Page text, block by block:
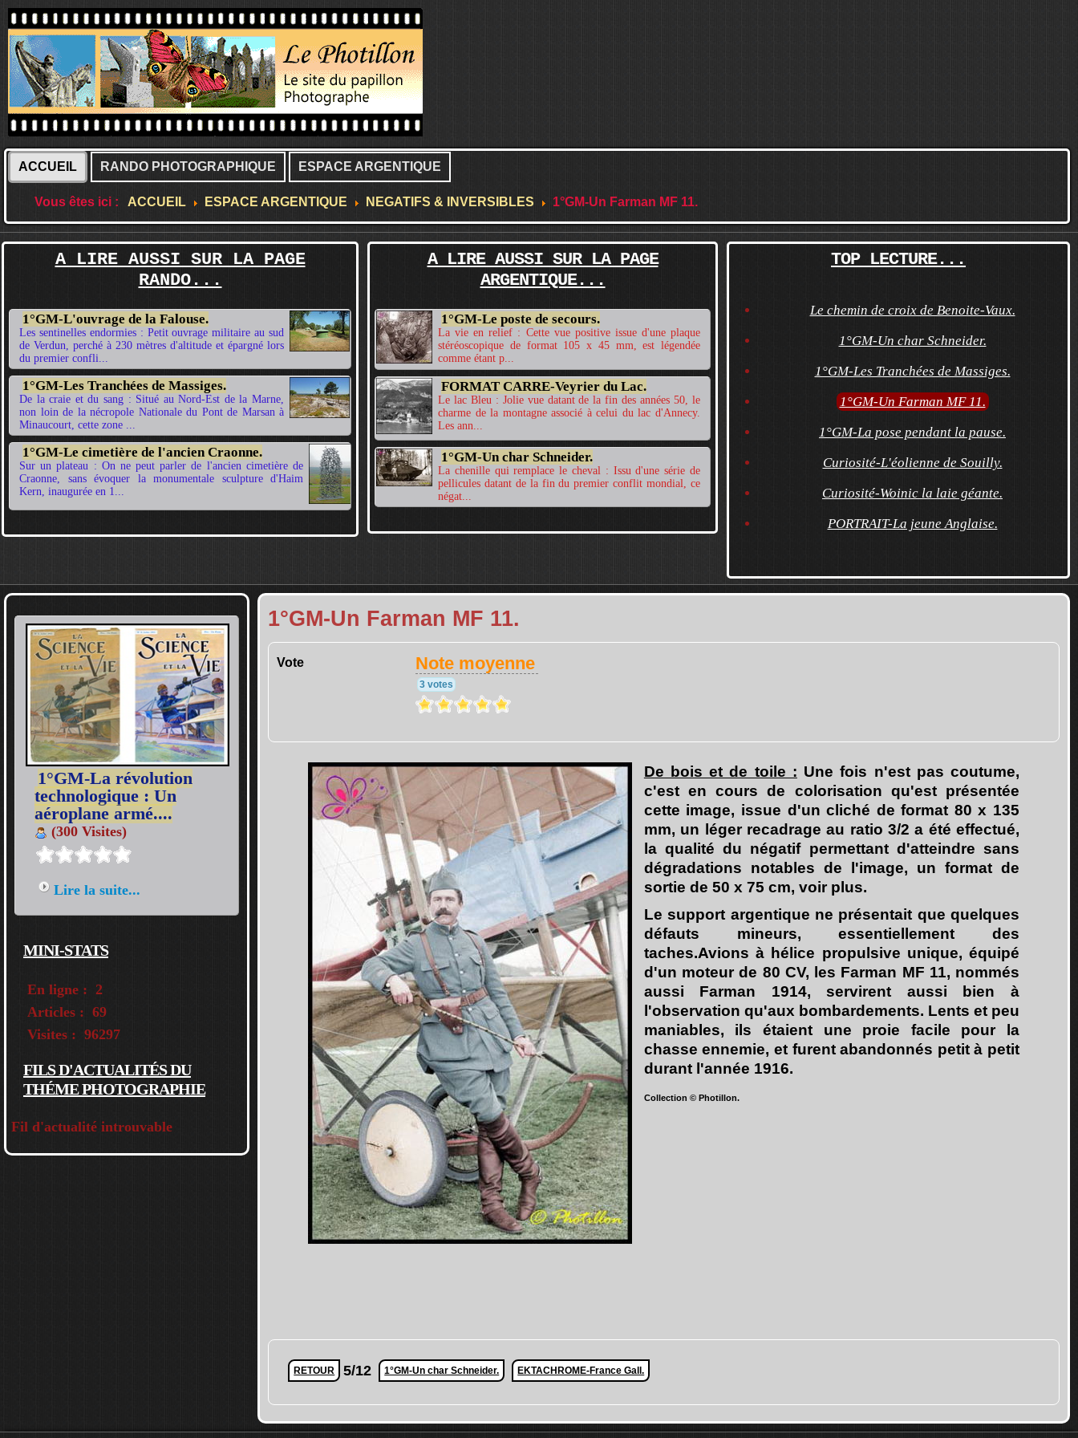
ACCUEIL RANDO PHOTOGRAPHIQUE ESPACE ARGENTIQUE
Vous êtes ici : ACCUEIL ESPACE ARGENTIQUE NEGATIFS & INVERSIBLES 1°GM-Un Farman MF 11.
A LIRE AUSSI SUR LA PAGE
RANDO...
1°GM-L'ouvrage de la Falouse.
Les sentinelles endormies : Petit ouvrage militaire au sud
de Verdun, perché à 230 mètres d'altitude et épargné lors
du premier confli...
1°GM-Les Tranchées de Massiges.
De la craie et du sang : Situé au Nord-Est de la Marne,
non loin de la nécropole Nationale du Pont de Marsan à
Minaucourt, cette zone ...
1°GM-Le cimetière de l'ancien Craonne.
Sur un plateau : On ne peut parler de l'ancien cimetière de
Craonne, sans évoquer la monumentale sculpture d'Haim
Kern, inaugurée en 1...
A LIRE AUSSI SUR LA PAGE
ARGENTIQUE...
1°GM-Le poste de secours.
La vie en relief : Cette vue positive issue d'une plaque
stéréoscopique de format 105 x 45 mm, est légendée
comme étant p...
FORMAT CARRE-Veyrier du Lac.
Le lac Bleu : Jolie vue datant de la fin des années 50, le
charme de la montagne associé à celui du lac d'Annecy.
Les ann...
1°GM-Un char Schneider.
La chenille qui remplace le cheval : Issu d'une série de
pellicules datant de la fin du premier conflit mondial, ce
négat...
TOP LECTURE...
Le chemin de croix de Benoite-Vaux.
1°GM-Un char Schneider.
1°GM-Les Tranchées de Massiges.
1°GM-Un Farman MF 11.
1°GM-La pose pendant la pause.
Curiosité-L'éolienne de Souilly.
Curiosité-Woinic la laie géante.
PORTRAIT-La jeune Anglaise.
1°GM-La révolution
technologique : Un
aéroplane armé....
(300 Visites)
Lire la suite...
MINI-STATS
En ligne : 2
Articles : 69
Visites : 96297
FILS D'ACTUALITÉS DU
THÉME PHOTOGRAPHIE
Fil d'actualité introuvable
1°GM-Un Farman MF 11.
Vote Note moyenne
3 votes
De bois et de toile : Une fois n'est pas coutume,
c'est en cours de colorisation qu'est présentée
cette image, issue d'un cliché de format 80 x 135
mm, un léger recadrage au ratio 3/2 a été effectué,
la qualité du négatif permettant d'atteindre sans
dégradations notables de l'image, un format de
sortie de 50 x 75 cm, voir plus.
Le support argentique ne présentait que quelques
défauts mineurs, essentiellement des
taches.Avions à hélice propulsive unique, équipé
d'un moteur de 80 CV, les Farman MF 11, nommés
aussi Farman 1914, servirent aussi bien à
l'observation qu'aux bombardements. Lents et peu
maniables, ils étaient une proie facile pour la
chasse ennemie, et furent abandonnés petit à petit
durant l'année 1916.
Collection © Photillon.
RETOUR 5/12 1°GM-Un char Schneider. EKTACHROME-France Gall.